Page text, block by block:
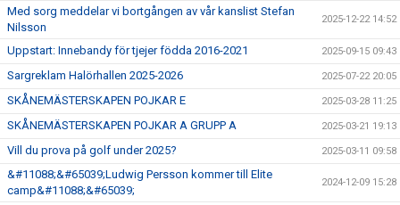
Med sorg meddelar vi bortgången av vår kanslist Stefan
Nilsson
2025-12-22 14:52
Uppstart: Innebandy för tjejer födda 2016-2021 2025-09-15 09:43
Sargreklam Halörhallen 2025-2026 2025-07-22 20:05
SKÅNEMÄSTERSKAPEN POJKAR E 2025-03-28 11:25
SKÅNEMÄSTERSKAPEN POJKAR A GRUPP A 2025-03-21 19:13
Vill du prova på golf under 2025? 2025-03-11 09:58
&#11088;&#65039;Ludwig Persson kommer till Elite
camp&#11088;&#65039;
2024-12-09 15:28